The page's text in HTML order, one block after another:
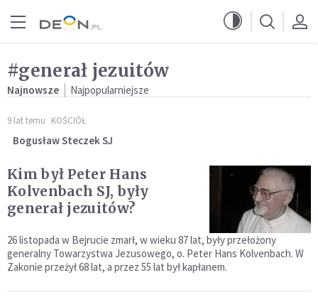
#generał jezuitów
Najnowsze Najpopularniejsze
9 lat temu KOŚCIÓŁ
Bogusław Steczek SJ
Kim był Peter Hans
Kolvenbach SJ, były
generał jezuitów?
26 listopada w Bejrucie zmarł, w wieku 87 lat, były przełożony
generalny Towarzystwa Jezusowego, o. Peter Hans Kolvenbach. W
Zakonie przeżył 68 lat, a przez 55 lat był kapłanem.